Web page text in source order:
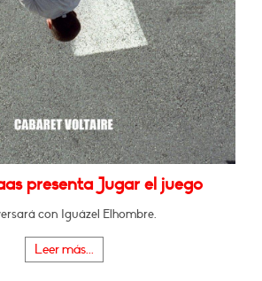
presenta Jugar el juego
con Iguázel Elhombre.
Leer más...